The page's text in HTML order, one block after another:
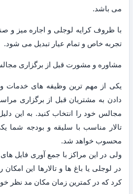
می باشد.
با ظروف کرایه لوجلی و اجاره میز و
تجربه خاص و تمام عیار تبدیل می شود.
مشاوره و مشورت قبل از برگزاری
یکی از مهم ترین وظیفه های خدمات
دادن به مشتریان قبل از برگزاری
مجالس خود را انتخاب کنید. به این
تالار مناسب با سلیقه و بودجه شما
محسوب خواهد شد.
ولی در این مراکز با جمع آوری فایل
در لوجلی یا باغ ها و تالارها این
کرد که در کمترین زمان مکان مد نظر